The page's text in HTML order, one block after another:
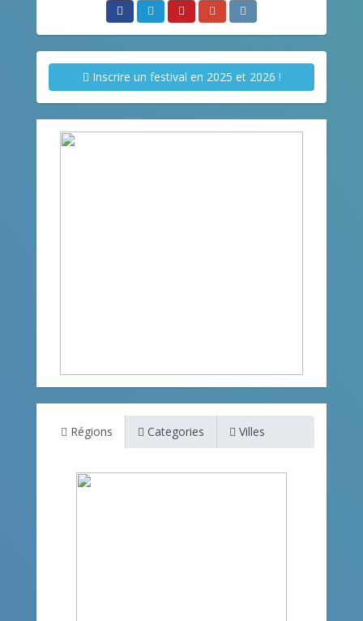
Inscrire un festival en 2025 et 2026 !
Régions Categories Villes